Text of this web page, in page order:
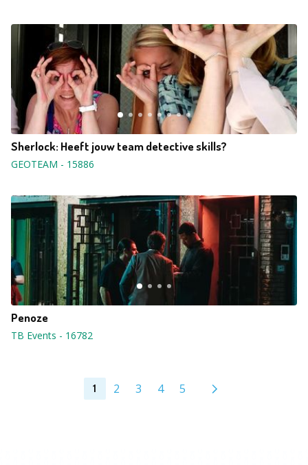
Sherlock: Heeft jouw team detective skills?
GEOTEAM - 15886
Penoze
TB Events - 16782
1 2 3 4 5